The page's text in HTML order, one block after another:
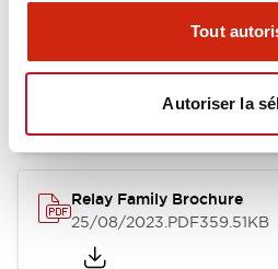
Tout
Autoriser la
RH Series Power Relays
12/05/2026.PDF450.14KB
Relay Family Brochure
25/08/2023.PDF359.51KB